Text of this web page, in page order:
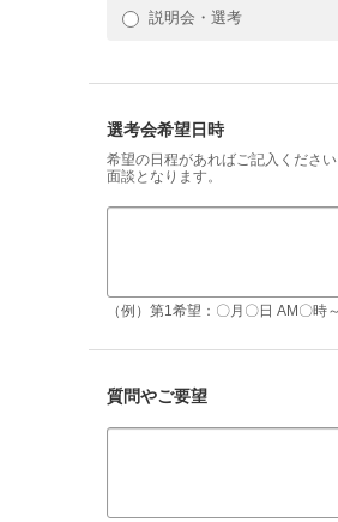
説明会・選考
選考会希望日時
希望の日程があればご記入くださ
面談となります。
（例）第1希望：〇月〇日 AM〇時～
質問やご要望